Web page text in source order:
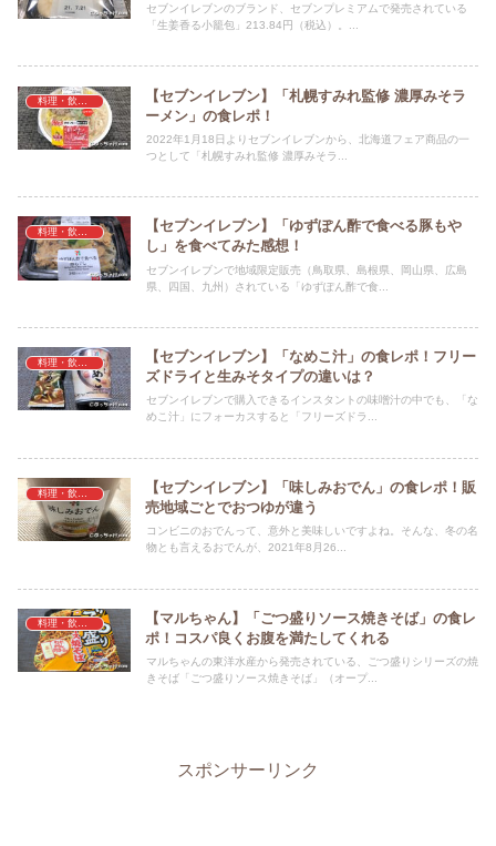
セブンイレブンのブランド、セブンプレミアムで発売されている
「生姜香る小籠包」213.84円（税込）。...
【セブンイレブン】「札幌すみれ監修 濃厚みそラ
ーメン」の食レポ！
2022年1月18日よりセブンイレブンから、北海道フェア商品の一
つとして「札幌すみれ監修 濃厚みそラ...
【セブンイレブン】「ゆずぽん酢で食べる豚もや
し」を食べてみた感想！
セブンイレブンで地域限定販売（鳥取県、島根県、岡山県、広島
県、四国、九州）されている「ゆずぽん酢で食...
【セブンイレブン】「なめこ汁」の食レポ！フリー
ズドライと生みそタイプの違いは？
セブンイレブンで購入できるインスタントの味噌汁の中でも、「な
めこ汁」にフォーカスすると「フリーズドラ...
【セブンイレブン】「味しみおでん」の食レポ！販
売地域ごとでおつゆが違う
コンビニのおでんって、意外と美味しいですよね。そんな、冬の名
物とも言えるおでんが、2021年8月26...
料理・飲料・食事・食材
【マルちゃん】「ごつ盛りソース焼きそば」の食レ
ポ！コスパ良くお腹を満たしてくれる
マルちゃんの東洋水産から発売されている、ごつ盛りシリーズの焼
きそば「ごつ盛りソース焼きそば」（オープ...
スポンサーリンク